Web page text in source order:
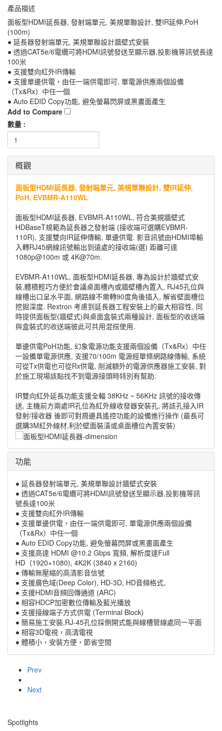
產品描述
面板型HDMI延長器, 發射端單元, 美規單聯設計, 雙IR延伸,PoH
(100m)
● 延長器發射端單元, 美規單聯設計牆壁式安裝
● 透過CAT5e/6電纜可將HDMI訊號發送至顯示器,投影機等訊號長達
100米
● 支援雙向紅外IR傳輸
● 支援單邊供電，由任一端供電即可, 單電源供應兩個設備
（Tx&Rx）中任一個
● Auto EDID Copy功能, 避免螢幕閃屏或黑畫面產生
Add to Compare
數量 :
概觀
面板型HDMI延長器, 發射端單元, 美規單聯設計, 雙IR延伸,
PoH, EVBMR-A110WL
面板型HDMI延長器, EVBMR-A110WL, 符合美規牆壁式
HDBaseT規範為延長器之發射端 (接收端可選購EVBMR-
110R), 支援雙向IR延伸傳輸, 單邊供電. 影音訊號由HDMI埠輸
入轉RJ45網線訊號輸出到遠處的接收端(選) 距離可達
1080p@100m 或 4K@70m.
EVBMR-A110WL, 面板型HDMI延長器, 專為設計於牆壁式安
裝,體積輕巧方便於會議桌面槽內或牆壁槽內置入, RJ45孔位與
線槽出口呈水平面, 網路線不需轉90度角後插入, 解省壁面槽位
挖掘深度. Rextron 考慮到延長器工程安裝上的最大相容性, 同
時提供面板型(牆壁式)與桌面盒裝式兩種設計, 面板型的收送端
與盒裝式的收送端彼此可共用混搭使用.
單邊供電PoH功能, 幻象電源功能支援兩個設備（Tx&Rx）中任
一設備單電源供應, 支援70/100m 電源經單條網路線傳輸, 系統
可從Tx供電也可從Rx供電, 削減額外的電源供應器施工安裝, 對
於施工現場該點找不到電源接頭時特別有幫助.
IR雙向紅外延長功能支援全輻 38KHz ~ 56KHz 訊號的接收傳
送, 主機前方兩處IR孔位為紅外線收發器安裝孔, 將該孔接入IR
發射/接收器 後即可對周邊具遙控功能的設備進行操作 (最長可
選購3M紅外線材,利於壁面裝潢或桌面槽位內置安裝)
功能
● 延長器發射端單元, 美規單聯設計牆壁式安裝
● 透過CAT5e/6電纜可將HDMI訊號發送至顯示器,投影機等訊
號長達100米
● 支援雙向紅外IR傳輸
● 支援單邊供電，由任一端供電即可, 單電源供應兩個設備
（Tx&Rx）中任一個
● Auto EDID Copy功能, 避免螢幕閃屏或黑畫面產生
● 支援高達 HDMI @10.2 Gbps 寬頻, 解析度達Full
HD（1920×1080), 4K2K (3840 x 2160)
● 傳輸無壓縮的高清影音信號
● 支援廣色域(Deep Color), HD-3D, HD音頻格式,
● 支援HDMI音頻回傳通道 (ARC)
● 相容HDCP加密數位傳輸及藍光播放
● 支援接線端子方式供電 (Terminal Block)
● 簡易施工安裝,RJ-45孔位採側開式能與線槽管線處同一平面
● 相容3D電視，高清電視
● 體積小，安裝方便，節省空間
Prev
Next
Spotlights